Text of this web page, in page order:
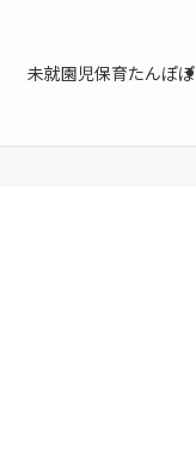
未就園児保育たんぽぽ